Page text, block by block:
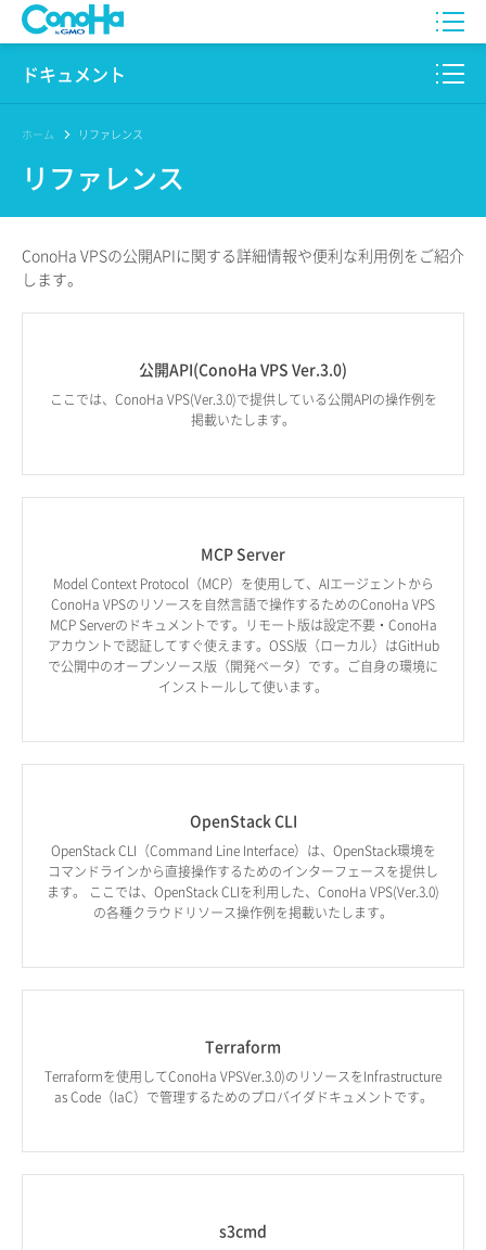
WING
for GAME
Pencil
ログイン
ドキュメント
このサイトについて
プロダクト
リリースノート
ホーム リファレンス
リファレンス
ConoHa VPSの公開APIに関する詳細情報や便利な利用例を ご紹介
します。
公開API(ConoHa VPS Ver.3.0)
ここでは、ConoHa VPS(Ver.3.0)で提供している公開APIの操作例を
掲載いたします。
MCP Server
Model Context Protocol（MCP）を使用して、AIエージェントから
ConoHa VPSのリソースを自然言語で操作するためのConoHa VPS
MCP Serverのドキュメントです。リモート版は設定不要・ConoHa
アカウントで認証してすぐ使えます。OSS版（ローカル）はGitHub
で公開中のオープンソース版（開発ベータ）です。ご自身の環境に
インストールして使います。
OpenStack CLI
OpenStack CLI（Command Line Interface）は、OpenStack環境を
コマンドラインから直接操作するためのインターフェースを提供し
ます。 ここでは、OpenStack CLIを利用した、ConoHa VPS(Ver.3.0)
の各種クラウドリソース操作例を掲載いたします。
Terraform
Terraformを使用してConoHa VPSVer.3.0)のリソースをInfrastructure
as Code（IaC）で管理するためのプロバイダドキュメントです。
s3cmd